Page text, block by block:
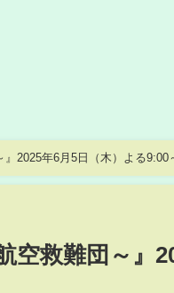
2025年6月5日（木）よる9:00
空救難団～』